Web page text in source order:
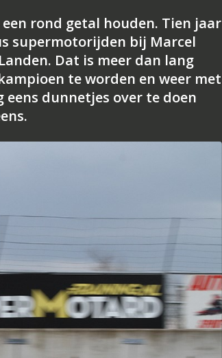
rond getal houden. Tien jaar
supermotorijden bij Marcel
Dat is meer dan lang
te worden en weer met
dunnetjes over te doen